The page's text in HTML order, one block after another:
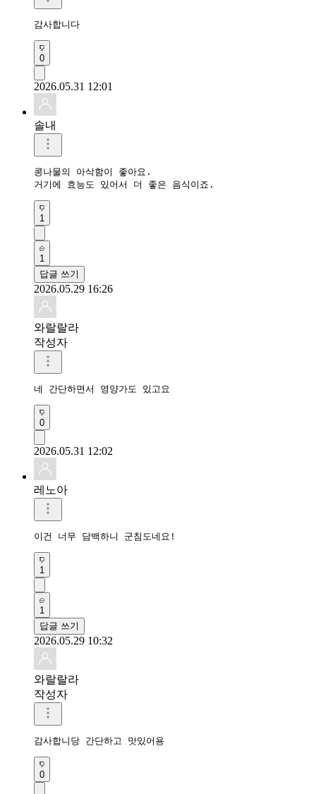
감사합니다
0
2026.05.31 12:01
솔내
콩나물의 아삭함이 좋아요.
거기에 효능도 있어서 더 좋은 음식이죠.
1
1
답글 쓰기
2026.05.29 16:26
와랄랄라
작성자
네 간단하면서 영양가도 있고요
0
2026.05.31 12:02
레노아
이건 너무 담백하니 군침도네요!
1
1
답글 쓰기
2026.05.29 10:32
와랄랄라
작성자
감사합니당 간단하고 맛있어용
0